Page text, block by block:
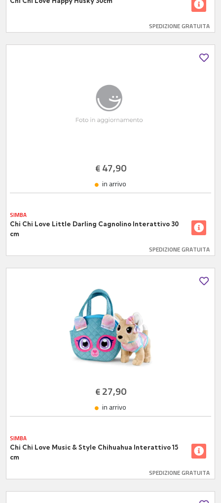
SPEDIZIONE GRATUITA
€47,90
in arrivo
SIMBA
Chi Chi Love Little Darling Cagnolino Interattivo 30
cm
SPEDIZIONE GRATUITA
€27,90
in arrivo
SIMBA
Chi Chi Love Music & Style Chihuahua Interattivo 15
cm
SPEDIZIONE GRATUITA